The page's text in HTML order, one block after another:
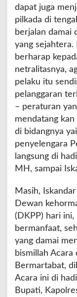
dapat juga
pilkada di
berjalan damai
yang sejahtera.
berharap
netralitasnya,
pelaku itu
pelanggaran
– peraturan
mendatang
di bidangnya
penyelengara
langsung di
MH, sampai
Masih,
Dewan
(DKPP) hari
bermanfaat,
yang damai
bismillah Acara
Bermartabat,
Acara ini di
Bupati,